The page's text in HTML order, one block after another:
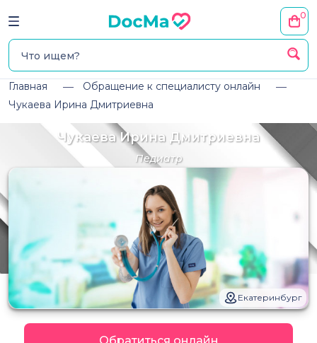
0
Главная
Обращение к специалисту онлайн
Чукаева Ирина Дмитриевна
Чукаева Ирина Дмитриевна
Педиатр
Екатеринбург